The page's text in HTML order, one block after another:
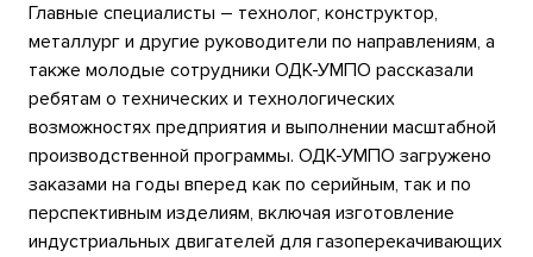
Главные специалисты – технолог, конструктор,
металлург и другие руководители по направлениям, а
также молодые сотрудники ОДК-УМПО рассказали
ребятам о технических и технологических
возможностях предприятия и выполнении масштабной
производственной программы. ОДК-УМПО загружено
заказами на годы вперед как по серийным, так и по
перспективным изделиям, включая изготовление
индустриальных двигателей для газоперекачивающих